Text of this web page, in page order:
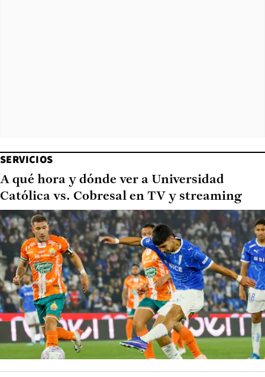
SERVICIOS
A qué hora y dónde ver a Universidad
Católica vs. Cobresal en TV y streaming